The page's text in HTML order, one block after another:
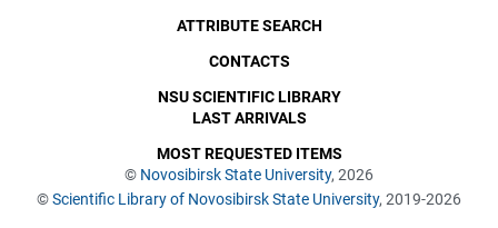
© Novosibirsk State University, 2026
©Scientific Library of Novosibirsk State University, 2019-2026
ATTRIBUTE SEARCH
CONTACTS
NSU SCIENTIFIC LIBRARY
LAST ARRIVALS
MOST REQUESTED ITEMS